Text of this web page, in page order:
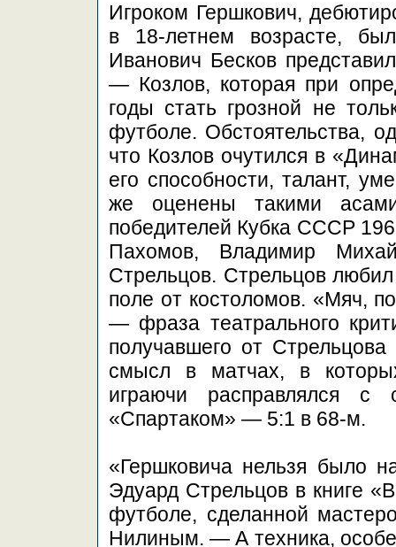
Игроком Гершкович,
в 18-летнем возрасте,
Иванович Бесков
— Козлов, которая при
годы стать грозной не
футболе. Обстоятельства,
что Козлов очутился в
его способности, талант,
же оценены такими
победителей Кубка СССР
Пахомов, Владимир
Стрельцов. Стрельцов
поле от костоломов. «Мяч,
— фраза театрального
получавшего от
смысл в матчах, в
играючи расправлялся
«Спартаком» — 5:1 в 68-м.
«Гершковича нельзя было
Эдуард Стрельцов в книге
футболе, сделанной
Нилиным. — А техника,